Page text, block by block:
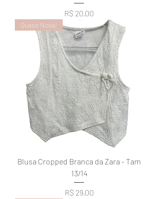
Preço
R$ 20,00
Quase Nova!
Blusa Cropped Branca da Zara - Tam
13/14
Preço
R$ 29,00